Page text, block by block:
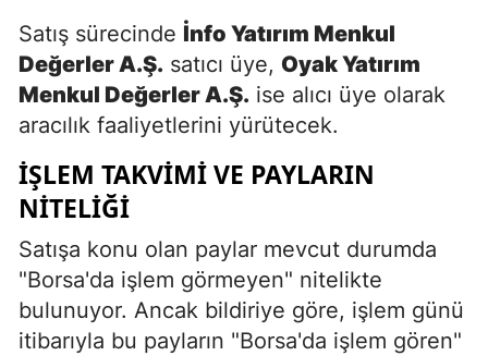
Satış sürecinde İnfo Yatırım Menkul
Değerler A.Ş. satıcı üye, Oyak Yatırım
Menkul Değerler A.Ş. ise alıcı üye olarak
aracılık faaliyetlerini yürütecek.
İŞLEM TAKVIMI VE PAYLARIN
NITELIĞI
Satışa konu olan paylar mevcut durumda
"Borsa'da işlem görmeyen" nitelikte
bulunuyor. Ancak bildiriye göre, işlem günü
itibarıyla bu payların "Borsa'da işlem gören"